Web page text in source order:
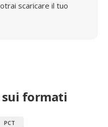
scaricare il tuo
formati
PCT